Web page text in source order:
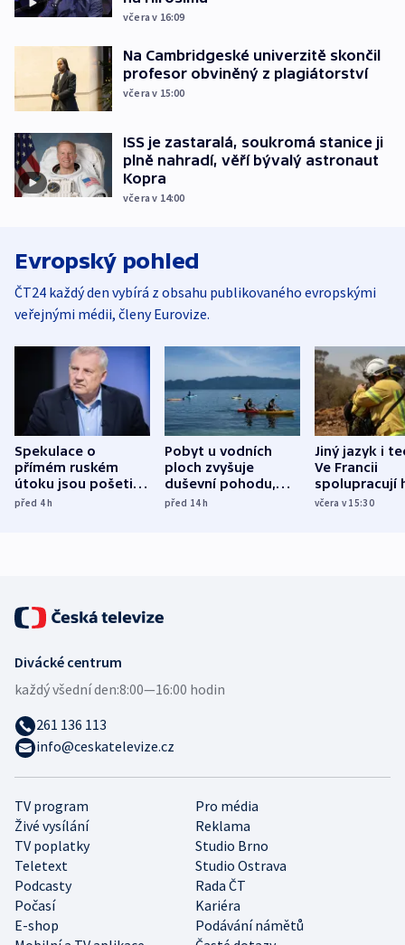
včera v 16:09
Na Cambridgeské univerzitě skončil
profesor obviněný z plagiátorství
včera v 15:00
ISS je zastaralá, soukromá stanice ji
plně nahradí, věří bývalý astronaut
Kopra
včera v 14:00
Evropský pohled
ČT24 každý den vybírá z obsahu publikovaného evropskými
veřejnými médii, členy Eurovize.
Spekulace o
přímém ruském
útoku jsou pošetilé,
míní estonský
před 4h
Pobyt u vodních
ploch zvyšuje
duševní pohodu,
ukázala
před 14h
Jiný jazyk i
Ve Francii
spolupracují
různých zemí
včera v 15:30
TV program
Pro média
Živé vysílání
Reklama
TV poplatky
Studio Brno
Teletext
Studio Ostrava
Podcasty
Rada ČT
Počasí
Kariéra
E-shop
Podávání námětů
Divácké centrum
každý všední den:8:00—16:00 hodin
261 136 113
info@ceskatelevize.cz